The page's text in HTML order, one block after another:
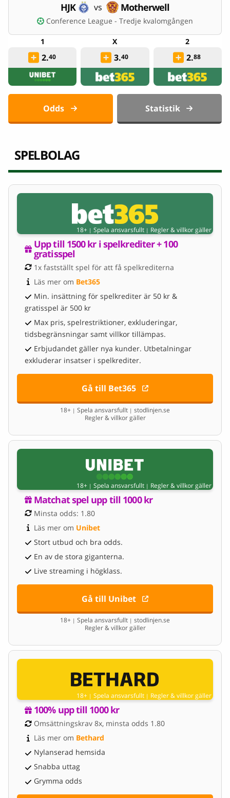
HJK vs Motherwell
Conference League - Tredje kvalomgången
2.40 3.40 2.88
Odds Statistik
SPELBOLAG
18+ | Spela ansvarsfullt | Regler & villkor gäller
Upp till 1500 kr i spelkrediter + 100
gratisspel
1x fastställt spel för att få spelkrediterna
Läs mer om Bet365
Min. insättning för spelkrediter är 50 kr &
gratisspel är 500 kr
Max pris, spelrestriktioner, exkluderingar,
tidsbegränsningar samt villkor tillämpas.
Erbjudandet gäller nya kunder. Utbetalningar
exkluderar insatser i spelkrediter.
Gå till Bet365
18+ | Spela ansvarsfullt | stodlinjen.se
Regler & villkor gäller
18+ | Spela ansvarsfullt | Regler & villkor gäller
Matchat spel upp till 1000 kr
Minsta odds: 1.80
Läs mer om Unibet
Stort utbud och bra odds.
En av de stora giganterna.
Live streaming i högklass.
Gå till Unibet
18+ | Spela ansvarsfullt | stodlinjen.se
Regler & villkor gäller
18+ | Spela ansvarsfullt | Regler & villkor gäller
100% upp till 1000 kr
Omsättningskrav 8x, minsta odds 1.80
Läs mer om Bethard
Nylanserad hemsida
Snabba uttag
Grymma odds